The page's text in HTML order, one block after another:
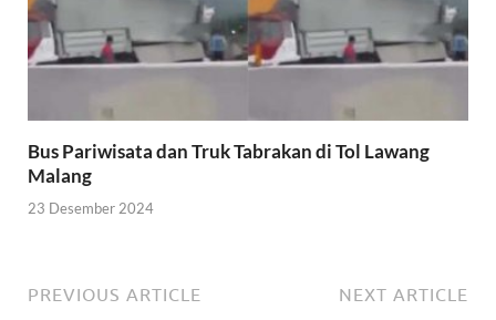
Bus Pariwisata dan Truk Tabrakan di Tol Lawang
Malang
23 Desember 2024
PREVIOUS ARTICLE NEXT ARTICLE